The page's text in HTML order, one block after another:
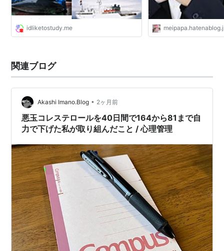
idliketostudy.me
関連ブログ
Akashi Imano.Blog • 2ヶ月前
悪玉コレステロールを40日間で164から81まで自
力で下げた私が取り組んだこと / 心理管理